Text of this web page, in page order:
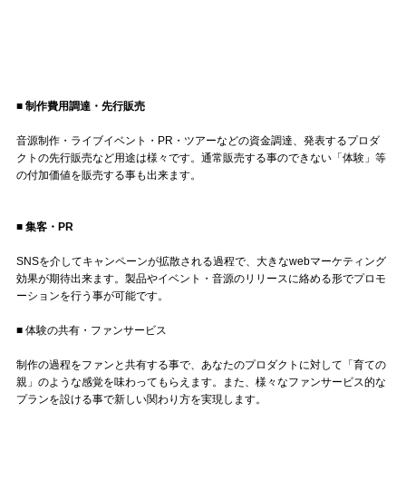
■ 制作費用調達・先行販売
音源制作・ライブイベント・PR・ツアーなどの資金調達、発表するプロダ
クトの先行販売など用途は様々です。通常販売する事のできない「体験」等
の付加価値を販売する事も出来ます。
■ 集客・PR
SNSを介してキャンペーンが拡散される過程で、大きなwebマーケティング
効果が期待出来ます。製品やイベント・音源のリリースに絡める形でプロモ
ーションを行う事が可能です。
■ 体験の共有・ファンサービス
制作の過程をファンと共有する事で、あなたのプロダクトに対して「育ての
親」のような感覚を味わってもらえます。また、様々なファンサービス的な
プランを設ける事で新しい関わり方を実現します。